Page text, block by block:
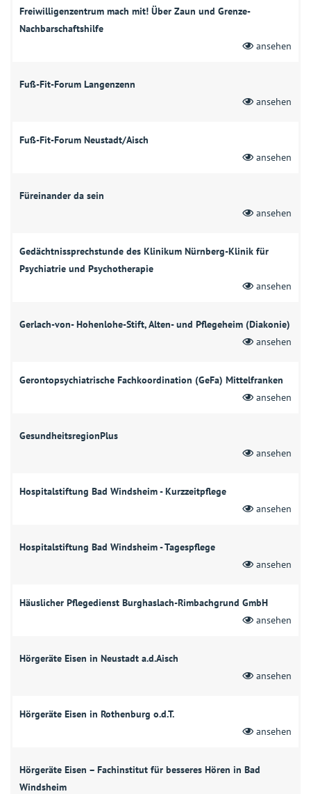
Freiwilligenzentrum mach mit! Über Zaun und Grenze-
Nachbarschaftshilfe
ansehen
Fuß-Fit-Forum Langenzenn
ansehen
Fuß-Fit-Forum Neustadt/Aisch
ansehen
Füreinander da sein
ansehen
Gedächtnissprechstunde des Klinikum Nürnberg-Klinik für
Psychiatrie und Psychotherapie
ansehen
Gerlach-von- Hohenlohe-Stift, Alten- und Pflegeheim (Diakonie)
ansehen
Gerontopsychiatrische Fachkoordination (GeFa) Mittelfranken
ansehen
GesundheitsregionPlus
ansehen
Hospitalstiftung Bad Windsheim - Kurzzeitpflege
ansehen
Hospitalstiftung Bad Windsheim - Tagespflege
ansehen
Häuslicher Pflegedienst Burghaslach-Rimbachgrund GmbH
ansehen
Hörgeräte Eisen in Neustadt a.d.Aisch
ansehen
Hörgeräte Eisen in Rothenburg o.d.T.
ansehen
Hörgeräte Eisen – Fachinstitut für besseres Hören in Bad
Windsheim